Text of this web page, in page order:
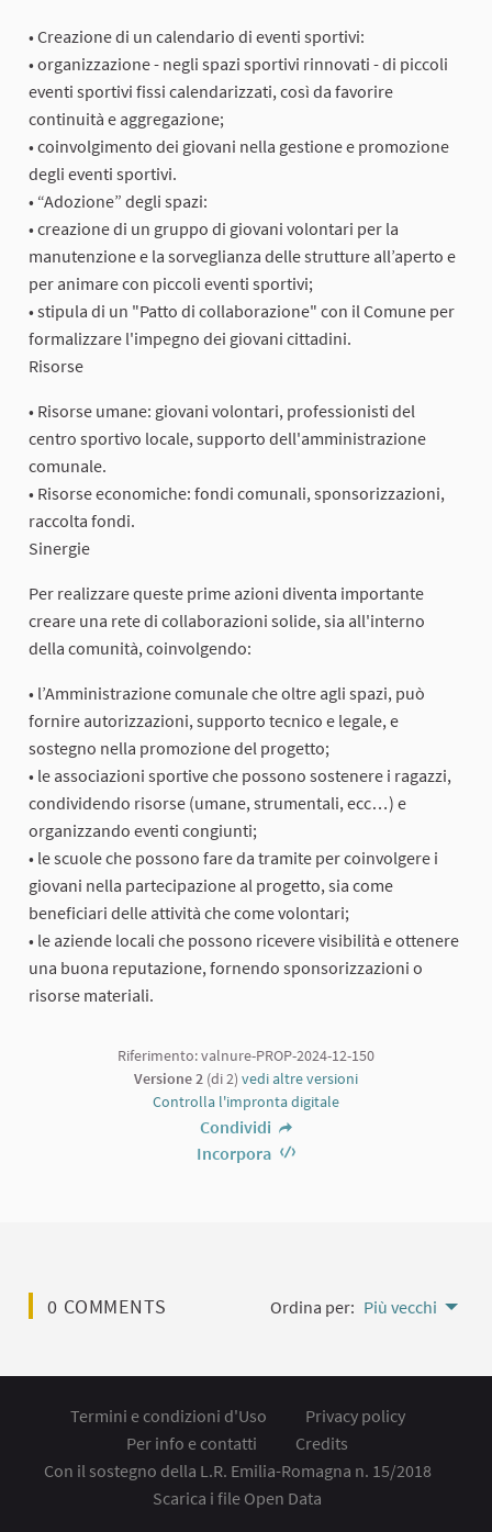
• Creazione di un calendario di eventi sportivi:
• organizzazione - negli spazi sportivi rinnovati - di piccoli
eventi sportivi fissi calendarizzati, così da favorire
continuità e aggregazione;
• coinvolgimento dei giovani nella gestione e promozione
degli eventi sportivi.
• “Adozione” degli spazi:
• creazione di un gruppo di giovani volontari per la
manutenzione e la sorveglianza delle strutture all’aperto e
per animare con piccoli eventi sportivi;
• stipula di un "Patto di collaborazione" con il Comune per
formalizzare l'impegno dei giovani cittadini.
Risorse
• Risorse umane: giovani volontari, professionisti del
centro sportivo locale, supporto dell'amministrazione
comunale.
• Risorse economiche: fondi comunali, sponsorizzazioni,
raccolta fondi.
Sinergie
Per realizzare queste prime azioni diventa importante
creare una rete di collaborazioni solide, sia all'interno
della comunità, coinvolgendo:
• l’Amministrazione comunale che oltre agli spazi, può
fornire autorizzazioni, supporto tecnico e legale, e
sostegno nella promozione del progetto;
• le associazioni sportive che possono sostenere i ragazzi,
condividendo risorse (umane, strumentali, ecc…) e
organizzando eventi congiunti;
• le scuole che possono fare da tramite per coinvolgere i
giovani nella partecipazione al progetto, sia come
beneficiari delle attività che come volontari;
• le aziende locali che possono ricevere visibilità e ottenere
una buona reputazione, fornendo sponsorizzazioni o
risorse materiali.
Riferimento: valnure-PROP-2024-12-150
Versione 2 (di 2) vedi altre versioni
Controlla l'impronta digitale
Condividi
Incorpora
0 COMMENTS Ordina per: Più vecchi
Termini e condizioni d'Uso
Privacy policy
Per info e contatti
Credits
Con il sostegno della L.R. Emilia-Romagna n. 15/2018
Scarica i file Open Data